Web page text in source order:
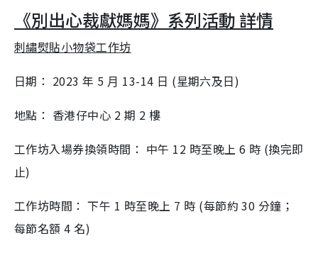
《別出⼼裁獻媽媽》系列活動 詳情
刺繡熨貼⼩物袋⼯作坊
⽇期： 2023 年 5 ⽉ 13-14 ⽇ (星期六及⽇)
地點： 香港仔中⼼ 2 期 2 樓
⼯作坊入場券換領時間： 中午 12 時⾄晚上 6 時 (換完即
⽌)
⼯作坊時間： 下午 1 時⾄晚上 7 時 (每節約 30 分鐘；
每節名額 4 名)